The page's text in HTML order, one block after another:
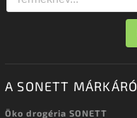
A SONETT
Öko drogéria SONETT